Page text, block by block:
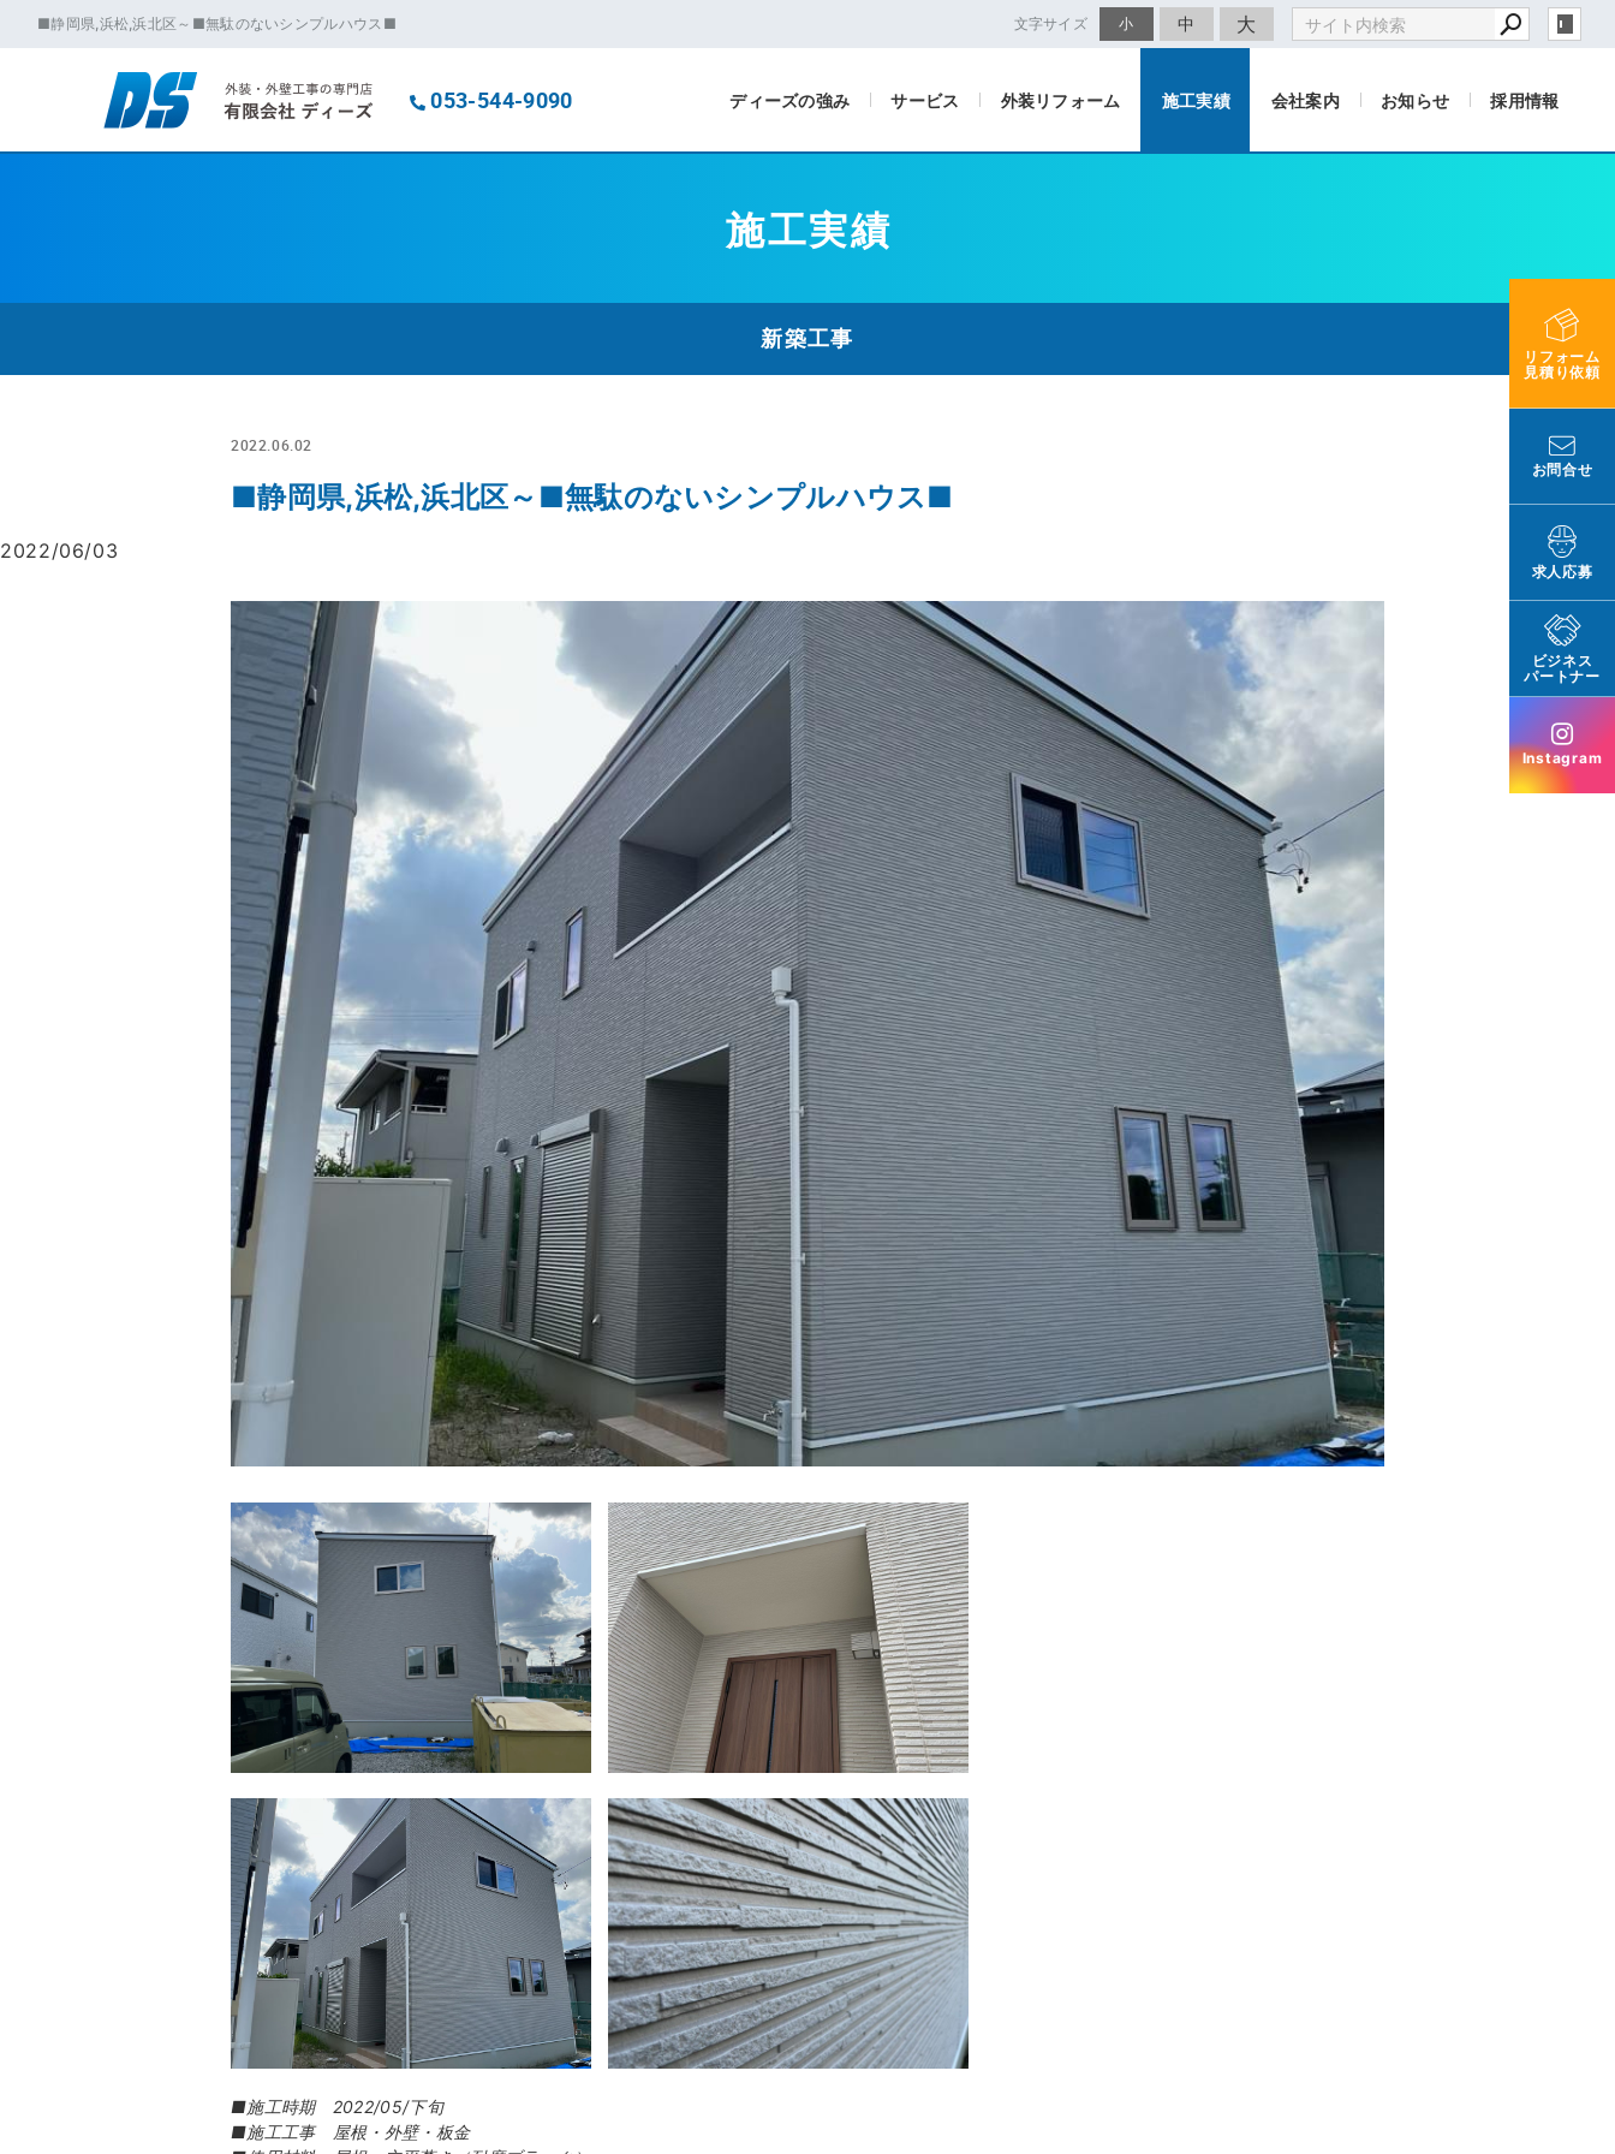
■静岡県,浜松,浜北区～■無駄のないシンプルハウス■ 文字サイズ 小 中 大
053-544-9090 ディーズの強み サービス 外装リフォーム 施工実績 会社案内 お知らせ 採用情報
リフォーム
見積り依頼
お問合せ
求人応募
ビジネス
パートナー
Instagram
施工実績
新築工事
2022.06.02
■静岡県,浜松,浜北区～■無駄のないシンプルハウス■
2022/06/03
■施工時期 2022/05/下旬
■施工工事 屋根・外壁・板金